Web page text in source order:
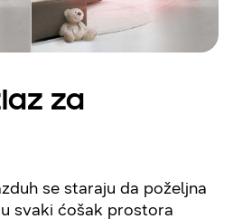
za
se staraju da poželjna
svaki ćošak prostora